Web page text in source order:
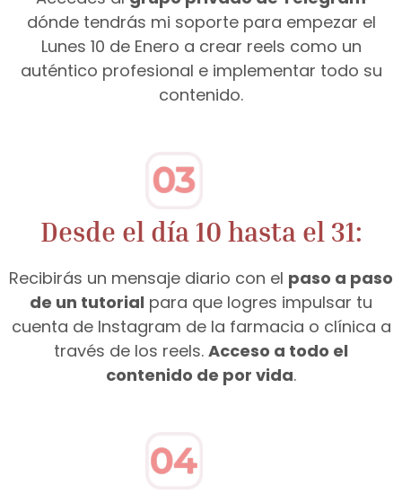
dónde tendrás mi soporte para empezar el
Lunes 10 de Enero a crear reels como un
auténtico profesional e implementar todo su
contenido.
Desde el día 10 hasta el 31:
Recibirás un mensaje diario con el paso a paso
de un tutorial para que logres impulsar tu
cuenta de Instagram de la farmacia o clínica a
través de los reels. Acceso a todo el
contenido de por vida.